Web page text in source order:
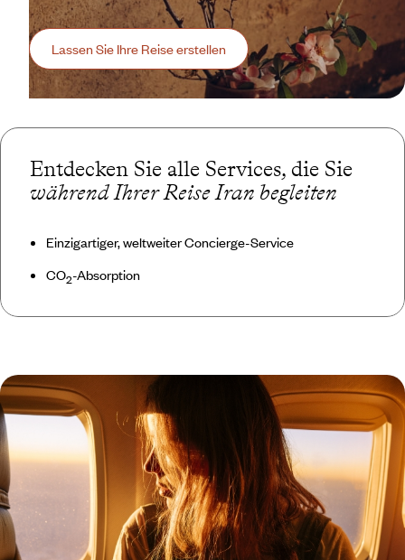
Lassen Sie Ihre Reise erstellen
Entdecken Sie alle Services, die Sie
während Ihrer Reise Iran begleiten
Einzigartiger, weltweiter Concierge-Service
CO2-Absorption